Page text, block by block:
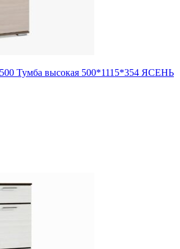
Тумба высокая 500*1115*354 ЯСЕНЬ